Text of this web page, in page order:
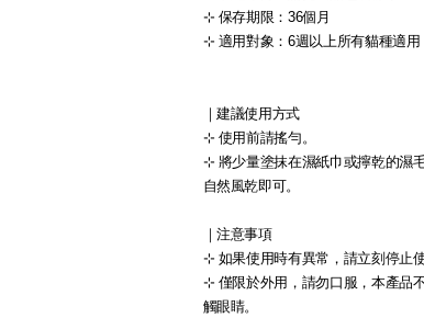
⊹ 保存期限：36個月
⊹ 適用對象：6週以上所有貓種適用
｜建議使用方式
⊹ 使用前請搖勻。
⊹ 將少量塗抹在濕紙巾或擰乾的濕
自然風乾即可。
｜注意事項
​​⊹ 如果使用時有異常，請立刻停止使
​​⊹ 僅限於外用，請勿口服，本產品
觸眼睛。